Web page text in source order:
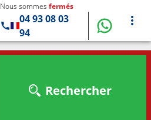
Nous sommes fermés
04 93 08 03
94
Rechercher